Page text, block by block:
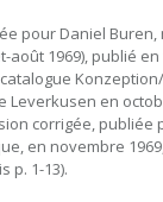
pour Daniel Buren,
août 1969), publié
Leverkusen en
corrigée, publiée
en novembre
p. 1-13).